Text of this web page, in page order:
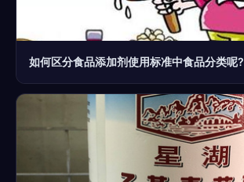
如何区分食品添加剂使用标准中食品分类呢?